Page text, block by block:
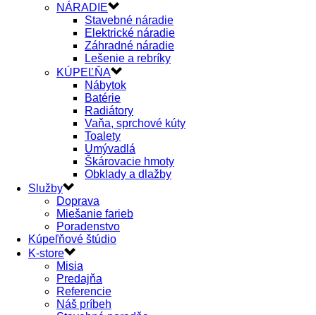
NÁRADIE
Stavebné náradie
Elektrické náradie
Záhradné náradie
Lešenie a rebríky
KÚPEĽŇA
Nábytok
Batérie
Radiátory
Vaňa, sprchové kúty
Toalety
Umývadlá
Škárovacie hmoty
Obklady a dlažby
Služby
Doprava
Miešanie farieb
Poradenstvo
Kúpeľňové štúdio
K-store
Misia
Predajňa
Referencie
Náš príbeh